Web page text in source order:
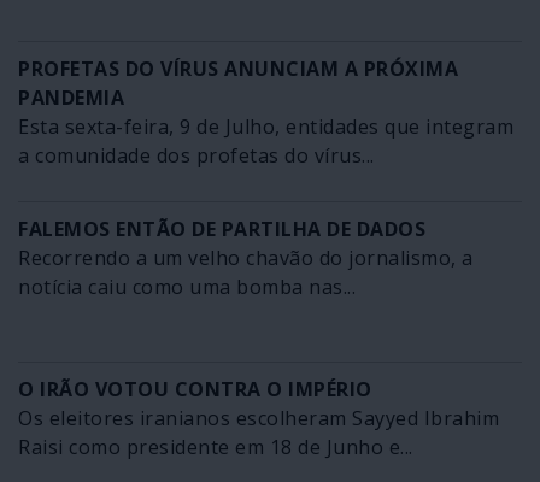
PROFETAS DO VÍRUS ANUNCIAM A PRÓXIMA
PANDEMIA
Esta sexta-feira, 9 de Julho, entidades que integram
a comunidade dos profetas do vírus...
FALEMOS ENTÃO DE PARTILHA DE DADOS
Recorrendo a um velho chavão do jornalismo, a
notícia caiu como uma bomba nas...
O IRÃO VOTOU CONTRA O IMPÉRIO
Os eleitores iranianos escolheram Sayyed Ibrahim
Raisi como presidente em 18 de Junho e...